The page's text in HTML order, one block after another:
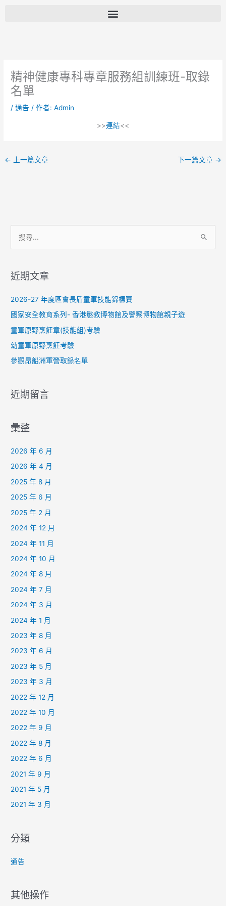
精神健康專科專章服務組訓練班-取錄
名單
/通告 / 作者:Admin
>>連結<<
← 上一篇文章 下一篇文章 →
鍵
近期文章
2026-27 年度區會長盾童軍技能錦標賽
國家安全教育系列- 香港懲教博物館及警察博物館親子遊
童軍原野烹飪章(技能組)考驗
幼童軍原野烹飪考驗
參觀昂船洲軍營取錄名單
近期留言
彙整
2026 年 6 月
2026 年 4 月
2025 年 8 月
2025 年 6 月
2025 年 2 月
2024 年 12 月
2024 年 11 月
2024 年 10 月
2024 年 8 月
2024 年 7 月
2024 年 3 月
2024 年 1 月
2023 年 8 月
2023 年 6 月
2023 年 5 月
2023 年 3 月
2022 年 12 月
2022 年 10 月
2022 年 9 月
2022 年 8 月
2022 年 6 月
2021 年 9 月
2021 年 5 月
2021 年 3 月
分類
通告
其他操作